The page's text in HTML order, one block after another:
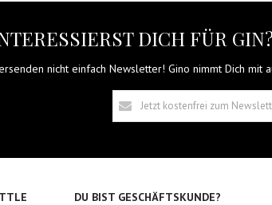
DICH FÜR
nicht einfach Newsletter! Gino nimmt Dich mit
DU BIST GESCHÄFTSKUNDE?